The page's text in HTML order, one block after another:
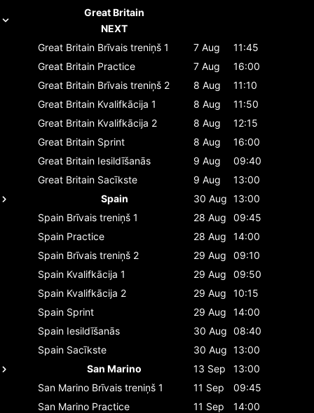
Great Britain
NEXT
Great Britain Brīvais treniņš 1 7 Aug
11:45
Great Britain Practice 7 Aug
16:00
Great Britain Brīvais treniņš 2 8 Aug
11:10
Great Britain Kvalifkācija 1 8 Aug
11:50
Great Britain Kvalifkācija 2 8 Aug
12:15
Great Britain Sprint 8 Aug
16:00
Great Britain Iesildīšanās 9 Aug
09:40
Great Britain Sacīkste 9 Aug
13:00
Spain
30 Aug 13:00
Spain Brīvais treniņš 1 28 Aug
09:45
Spain Practice 28 Aug
14:00
Spain Brīvais treniņš 2 29 Aug
09:10
Spain Kvalifkācija 1 29 Aug
09:50
Spain Kvalifkācija 2 29 Aug
10:15
Spain Sprint 29 Aug
14:00
Spain Iesildīšanās 30 Aug 08:40
Spain Sacīkste 30 Aug 13:00
San Marino
13 Sep
13:00
San Marino Brīvais treniņš 1 11 Sep
09:45
San Marino Practice 11 Sep
14:00